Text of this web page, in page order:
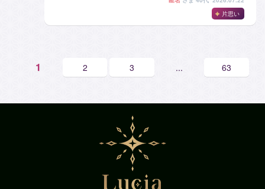
片思い
1 2 3 ... 63